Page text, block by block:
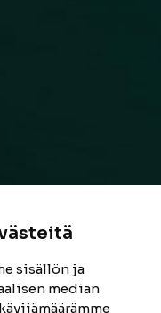
sisällön ja
median